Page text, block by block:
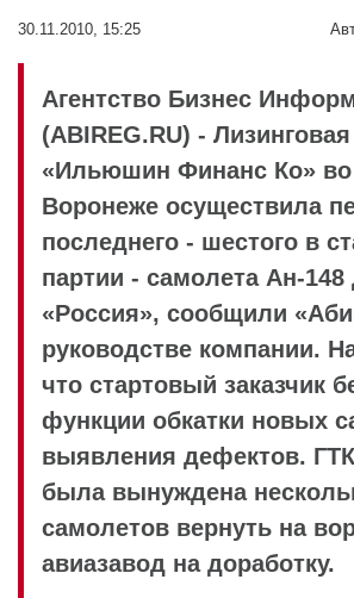
30.11.2010, 15:25
Агентство Бизнес
(ABIREG.RU) -
«Ильюшин Финанс Ко» во
Воронеже осуществила
последнего - шестого в
партии - самолета Ан-
«Россия», сообщили
руководстве компании.
что стартовый заказчик
функции обкатки новых
выявления дефектов.
была вынуждена
самолетов вернуть на
авиазавод на доработку.